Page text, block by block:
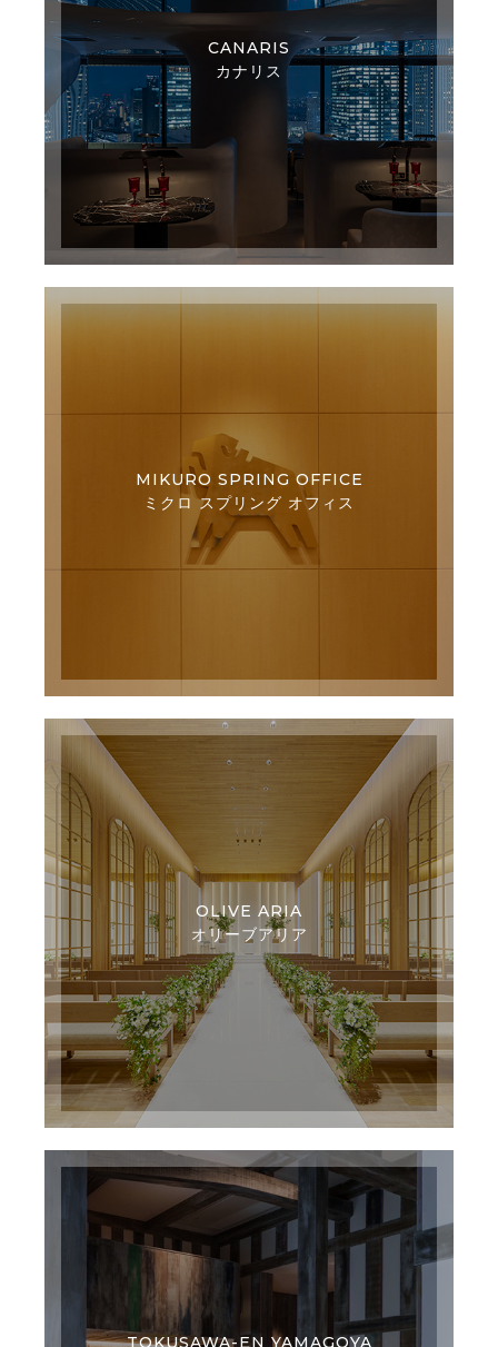
CANARIS
カナリス
MIKURO SPRING OFFICE
ミクロ スプリング オフィス
OLIVE ARIA
オリーブアリア
TOKUSAWA-EN YAMAGOYA